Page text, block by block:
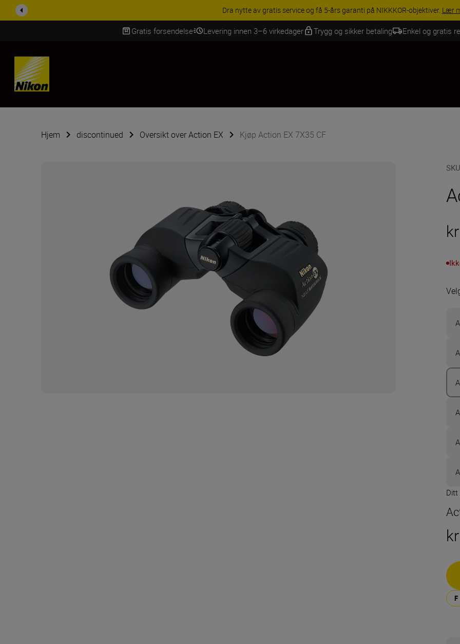
ACCESSORY SAVINGS | Få 15 % rabatt på utvalgt tilbehør, gjør fotoutstyret komplett i
Gratis forsendelse Levering innen 3–6 virkedager Trygg og sikker betaling Enkel og gratis
Skip Content
Hjem discontinued Oversikt over Action EX Kjøp Action EX 7X35 CF
SKU
Ditt